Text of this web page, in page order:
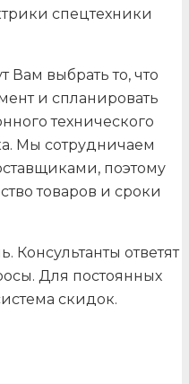
спецтехники
выбрать то, что
и спланировать
технического
Мы сотрудничаем
поэтому
товаров и сроки
ответят
Для постоянных
скидок.